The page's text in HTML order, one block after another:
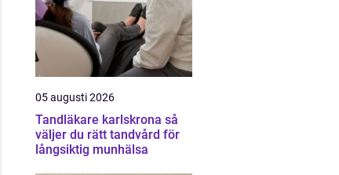
05 augusti 2026
Tandläkare karlskrona så
väljer du rätt tandvård för
långsiktig munhälsa